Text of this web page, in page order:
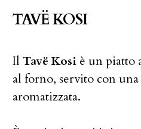
TAVË KOSI
Il Tavë Kosi è un piatto
al forno, servito con
aromatizzata.